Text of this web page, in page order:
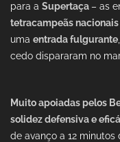
para a Supertaça – as
tetracampeãs
uma entrada fulgurante
cedo dispararam no
Muito apoiadas pelos
solidez defensiva e
de avanço a 12 minutos